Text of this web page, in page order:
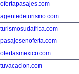
ofertapasajes.com
agentedeturismo.com
turismosudafrica.com
pasajesenoferta.com
ofertasmexico.com
tuvacacion.com